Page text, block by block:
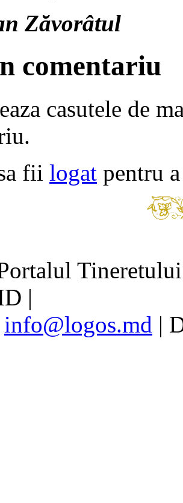
Zăvorâtul
comentariu
casutele de
fii logat pentru
|
info@logos.md |